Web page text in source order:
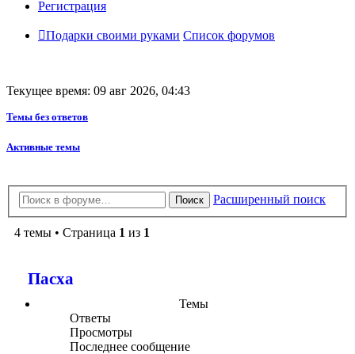
Регистрация
Подарки своими руками Список форумов
Текущее время: 09 авг 2026, 04:43
Темы без ответов
Активные темы
Поиск Расширенный поиск
4 темы • Страница 1 из 1
Пасха
Темы
Ответы
Просмотры
Последнее сообщение